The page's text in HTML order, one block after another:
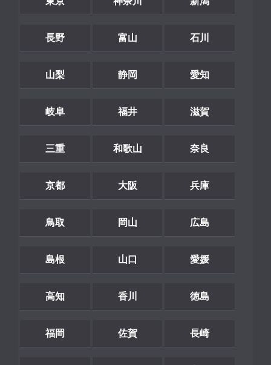
長野 富山 石川
山梨 静岡 愛知
岐阜 福井 滋賀
三重 和歌山 奈良
京都 大阪 兵庫
鳥取 岡山 広島
島根 山口 愛媛
高知 香川 徳島
福岡 佐賀 長崎